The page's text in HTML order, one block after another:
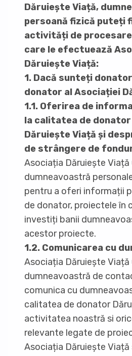
Dăruiește Viață,
persoană fizică puteți
activități de
care le efectuează
Dăruiește Viață:
1. Dacă sunteți
donator al Asociației
1.1. Oferirea de
la calitatea de
Dăruiește Viață și
de strângere de
Asociația Dăruiește
dumneavoastră
pentru a oferi informații
de donator, proiectele în
investiți banii
acestor proiecte.
1.2. Comunicarea cu
Asociația Dăruiește
dumneavoastră de
comunica cu
calitatea de donator
activitatea noastră si
relevante legate de
Asociația Dăruiește Viață